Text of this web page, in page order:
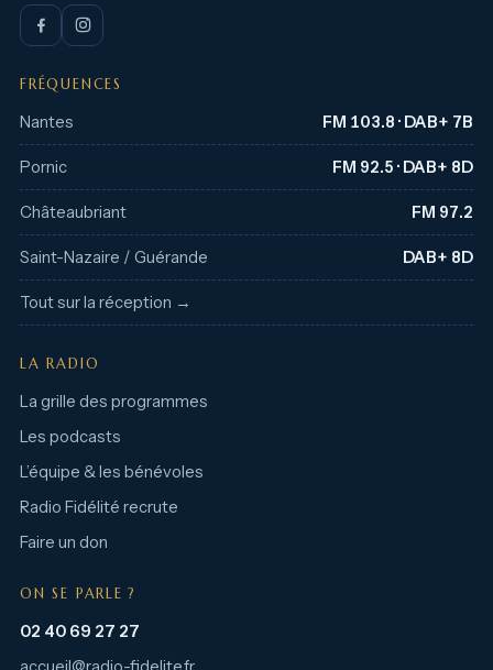
FRÉQUENCES
Nantes FM 103.8 · DAB+ 7B
Pornic FM 92.5 · DAB+ 8D
Châteaubriant FM 97.2
Saint-Nazaire / Guérande DAB+ 8D
Tout sur la réception →
LA RADIO
La grille des programmes
Les podcasts
L’équipe & les bénévoles
Radio Fidélité recrute
Faire un don
ON SE PARLE ?
02 40 69 27 27